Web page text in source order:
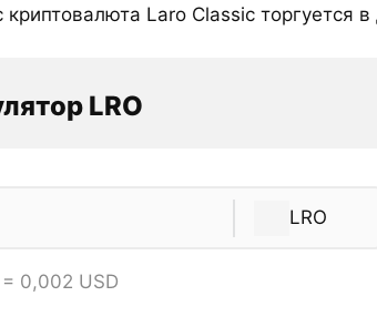
криптовалюта Laro Classic торгуется
LRO
LRO
= 0,002 USD